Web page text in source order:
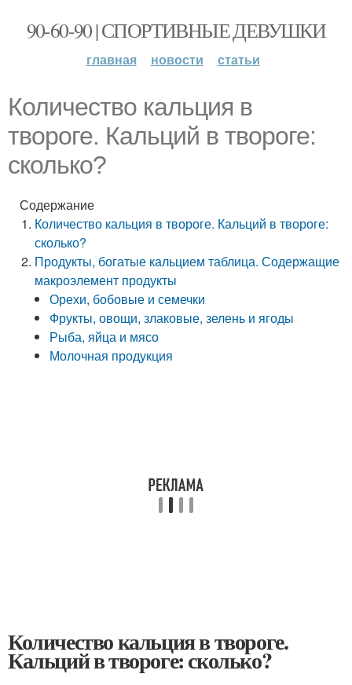
90-60-90 | СПОРТИВНЫЕ ДЕВУШКИ
главная новости статьи
Количество кальция в
твороге. Кальций в твороге:
сколько?
Содержание
Количество кальция в твороге. Кальций в твороге:
сколько?
Продукты, богатые кальцием таблица. Содержащие
макроэлемент продукты
Орехи, бобовые и семечки
Фрукты, овощи, злаковые, зелень и ягоды
Рыба, яйца и мясо
Молочная продукция
Количество кальция в твороге.
Кальций в твороге: сколько?